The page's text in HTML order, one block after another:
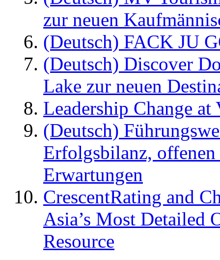
zur neuen
(Deutsch) FACK JU
(Deutsch) Discover
Lake zur neuen
Leadership Change
(Deutsch)
Erfolgsbilanz,
Erwartungen
CrescentRating and
Asia’s Most Detailed
Resource